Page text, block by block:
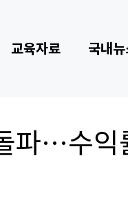
교육자료 국내
파…수